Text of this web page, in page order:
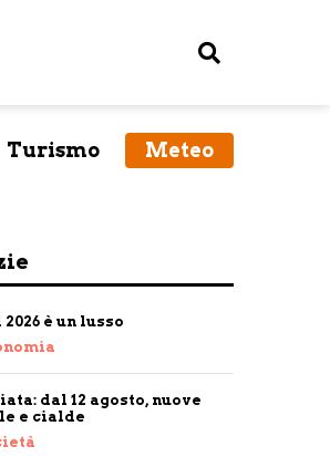
Turismo Meteo
è un lusso
dal 12 agosto, nuove
e cialde